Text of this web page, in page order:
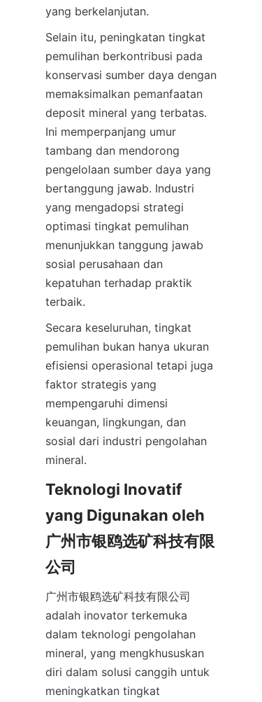
yang berkelanjutan.
Selain itu, peningkatan tingkat
pemulihan berkontribusi pada
konservasi sumber daya dengan
memaksimalkan pemanfaatan
deposit mineral yang terbatas.
Ini memperpanjang umur
tambang dan mendorong
pengelolaan sumber daya yang
bertanggung jawab. Industri
yang mengadopsi strategi
optimasi tingkat pemulihan
menunjukkan tanggung jawab
sosial perusahaan dan
kepatuhan terhadap praktik
terbaik.
Secara keseluruhan, tingkat
pemulihan bukan hanya ukuran
efisiensi operasional tetapi juga
faktor strategis yang
mempengaruhi dimensi
keuangan, lingkungan, dan
sosial dari industri pengolahan
mineral.
Teknologi Inovatif
yang Digunakan oleh
广州市银鸥选矿科技有限
公司
广州市银鸥选矿科技有限公司
adalah inovator terkemuka
dalam teknologi pengolahan
mineral, yang mengkhususkan
diri dalam solusi canggih untuk
meningkatkan tingkat